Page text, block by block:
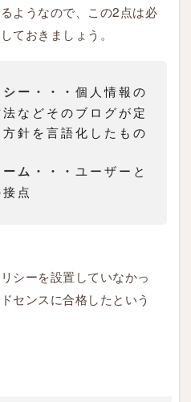
ようなので、この2点は必
ておきましょう。
ー・・・ 個人情報の
などそのブログが定
針を言語化したもの
ム・・・ ユーザーと
点
シーを設置していなかっ
センスに合格したという